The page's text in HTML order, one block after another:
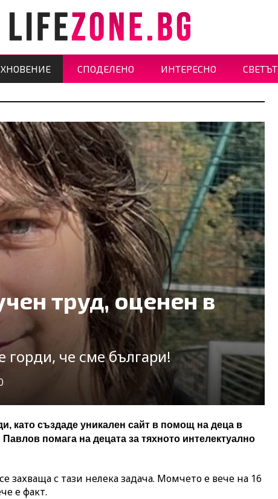
СПОДЕЛЕНО ИНТЕРЕСНО СВЕТЪТ
труд, оценен в
горди, че сме българи!
като създаде уникален сайт в помощ на деца в
помага на децата за тяхното интелектуално
захваща с тази нелека задача. Момчето е вече на 16
е факт.